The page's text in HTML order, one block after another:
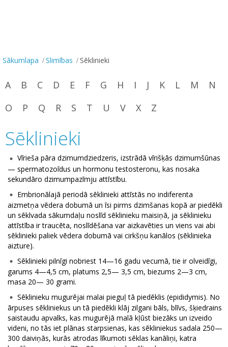
Sākumlapa Slimības Sēklinieki
A B C D E F G H I J K L M
N
O
P Q R S T U V X Z
Sēklinieki
Vīrieša pāra dzimumdziedzeris, izstrādā vīrišķās dzimumšūnas
— spermatozoīdus un hormonu testosteronu, kas nosaka
sekundāro dzimumpazīmju attīstību.
Embrionālajā periodā sēklinieki attīstās no indiferenta
aizmetņa vēdera dobumā un īsi pirms dzimšanas kopā ar piedēkli
un sēklvada sākumdaļu noslīd sēklinieku maisiņā, ja sēklinieku
attīstība ir traucēta, noslīdēšana var aizkavēties un viens vai abi
sēklinieki paliek vēdera dobumā vai cirkšņu kanālos (sēklinieka
aizture).
Sēklinieki pilnīgi nobriest 14—16 gadu vecumā, tie ir olveidīgi,
garums 4—4,5 cm, platums 2,5— 3,5 cm, biezums 2—3 cm,
masa 20— 30 grami.
Sēklinieku mugurējai malai pieguļ tā piedēklis (epididymis). No
ārpuses sēkliniekus un tā piedēkli klāj zilgani bāls, blīvs, šķiedrains
saistaudu apvalks, kas mugurējā malā kļūst biezāks un izveido
videni, no tās iet plānas starpsienas, kas sēkliniekus sadala 250—
300 daiviņās, kurās atrodas līkumoti sēklas kanāliņi, katra